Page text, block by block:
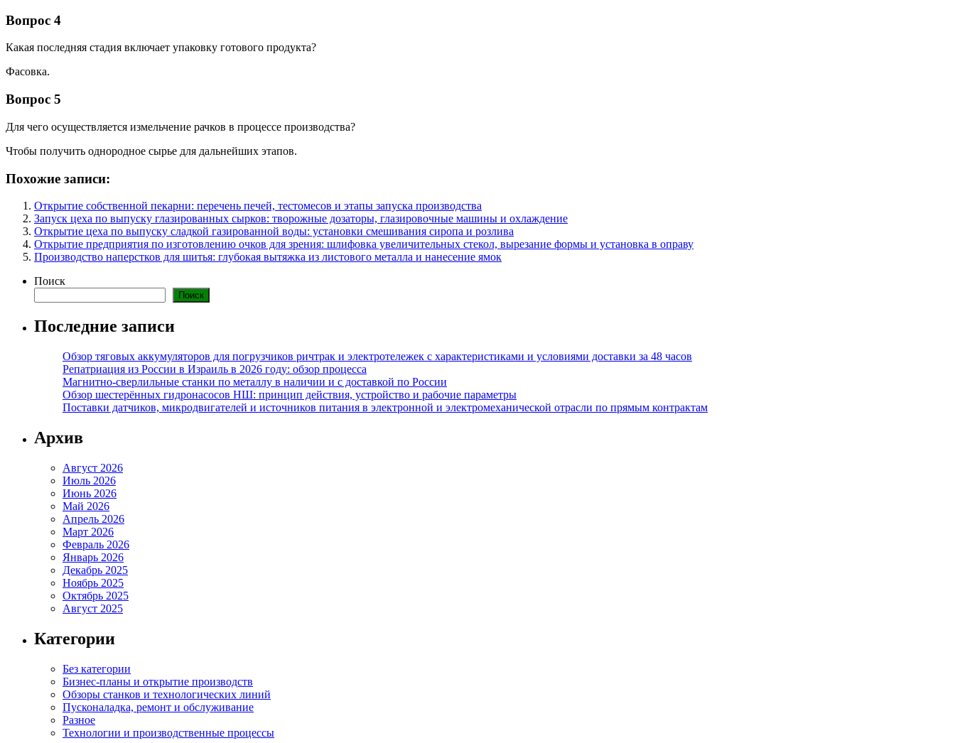
Вопрос 4
Какая последняя стадия включает упаковку готового продукта?
Фасовка.
Вопрос 5
Для чего осуществляется измельчение рачков в процессе производства?
Чтобы получить однородное сырье для дальнейших этапов.
Похожие записи:
Открытие собственной пекарни: перечень печей, тестомесов и этапы запуска производства
Запуск цеха по выпуску глазированных сырков: творожные дозаторы, глазировочные машины и охлаждение
Открытие цеха по выпуску сладкой газированной воды: установки смешивания сиропа и розлива
Открытие предприятия по изготовлению очков для зрения: шлифовка увеличительных стекол, вырезание формы и установка в оправу
Производство наперстков для шитья: глубокая вытяжка из листового металла и нанесение ямок
Поиск
Поиск
Последние записи
Обзор тяговых аккумуляторов для погрузчиков ричтрак и электротележек с характеристиками и условиями доставки за 48 часов
Репатриация из России в Израиль в 2026 году: обзор процесса
Магнитно-сверлильные станки по металлу в наличии и с доставкой по России
Обзор шестерённых гидронасосов НШ: принцип действия, устройство и рабочие параметры
Поставки датчиков, микродвигателей и источников питания в электронной и электромеханической отрасли по прямым контрактам
Архив
Август 2026
Июль 2026
Июнь 2026
Май 2026
Апрель 2026
Март 2026
Февраль 2026
Январь 2026
Декабрь 2025
Ноябрь 2025
Октябрь 2025
Август 2025
Категории
Без категории
Бизнес-планы и открытие производств
Обзоры станков и технологических линий
Пусконаладка, ремонт и обслуживание
Разное
Технологии и производственные процессы